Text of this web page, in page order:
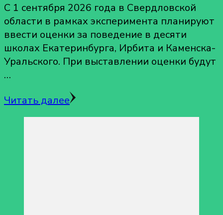
С 1 сентября 2026 года в Свердловской
области в рамках эксперимента планируют
ввести оценки за поведение в десяти
школах Екатеринбурга, Ирбита и Каменска-
Уральского. При выставлении оценки будут
…
Читать далее